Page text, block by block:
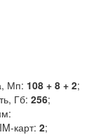
Мп: 108 + 8 + 2;
Гб: 256;
карт: 2;